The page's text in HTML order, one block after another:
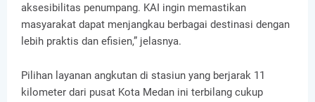
aksesibilitas penumpang. KAI ingin memastikan
masyarakat dapat menjangkau berbagai destinasi dengan
lebih praktis dan efisien,” jelasnya.
Pilihan layanan angkutan di stasiun yang berjarak 11
kilometer dari pusat Kota Medan ini terbilang cukup